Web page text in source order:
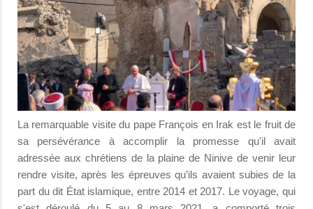
La remarquable visite du pape François en Irak est le fruit de
sa persévérance à accomplir la promesse qu'il avait
adressée aux chrétiens de la plaine de Ninive de venir leur
rendre visite, après les épreuves qu’ils avaient subies de la
part du dit État islamique, entre 2014 et 2017. Le voyage, qui